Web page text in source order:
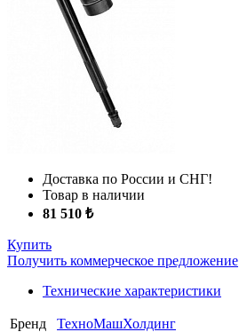
Доставка по России и СНГ!
Товар в наличии
81 510 ₺
Купить
Получить коммерческое предложение
Технические характеристики
Бренд
ТехноМашХолдинг